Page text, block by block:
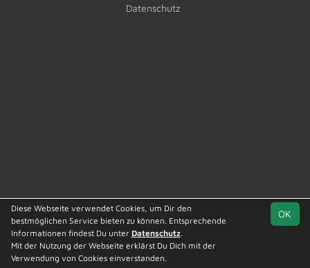
Team Kreisliga St. 2
Datenschutz
OK
Diese Webseite verwendet Cookies, um Dir den
bestmöglichen Service bieten zu können. Entsprechende
Informationen findest Du unter Datenschutz.
Mit der Nutzung der Webseite erklärst Du Dich mit der
Verwendung von Cookies einverstanden.